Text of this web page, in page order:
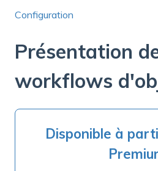
Configuration
Présentation
workflows
Disponible à